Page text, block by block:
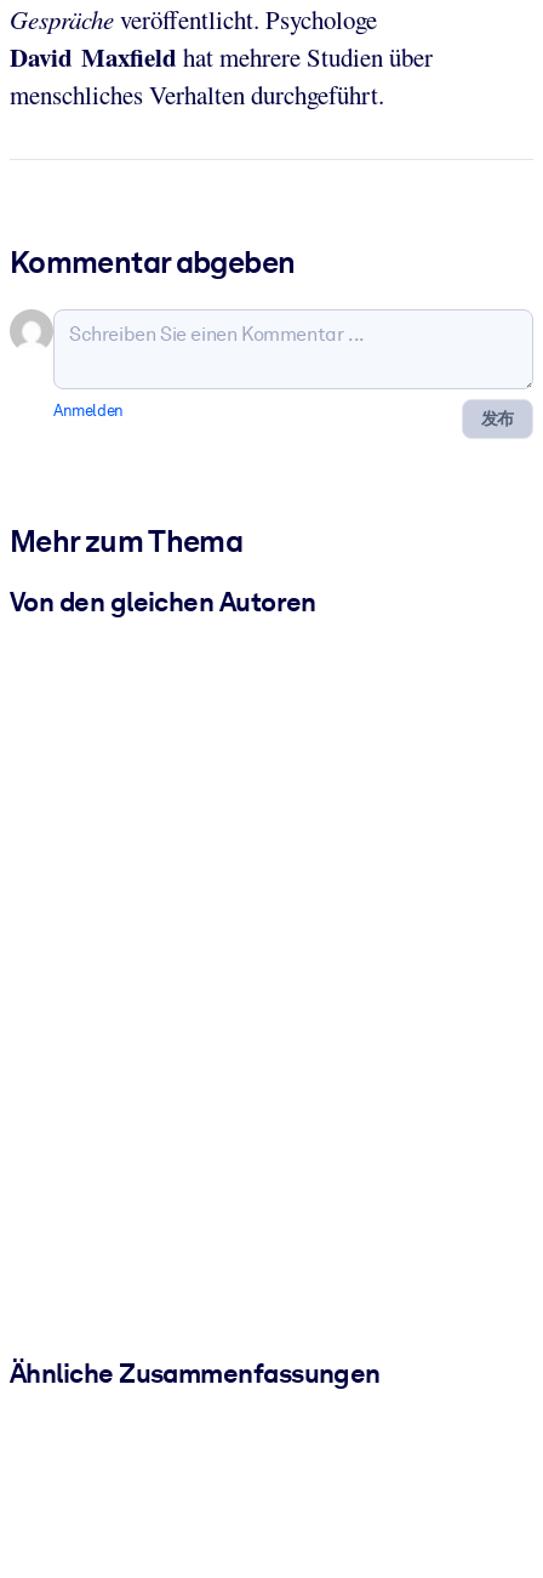
Gesprächeveröffentlicht. Psychologe
David Maxfield hat mehrere Studien über
menschliches Verhalten durchgeführt.
Kommentar abgeben
发布
Anmelden
Mehr zum Thema
Von den gleichen Autoren
Ähnliche Zusammenfassungen